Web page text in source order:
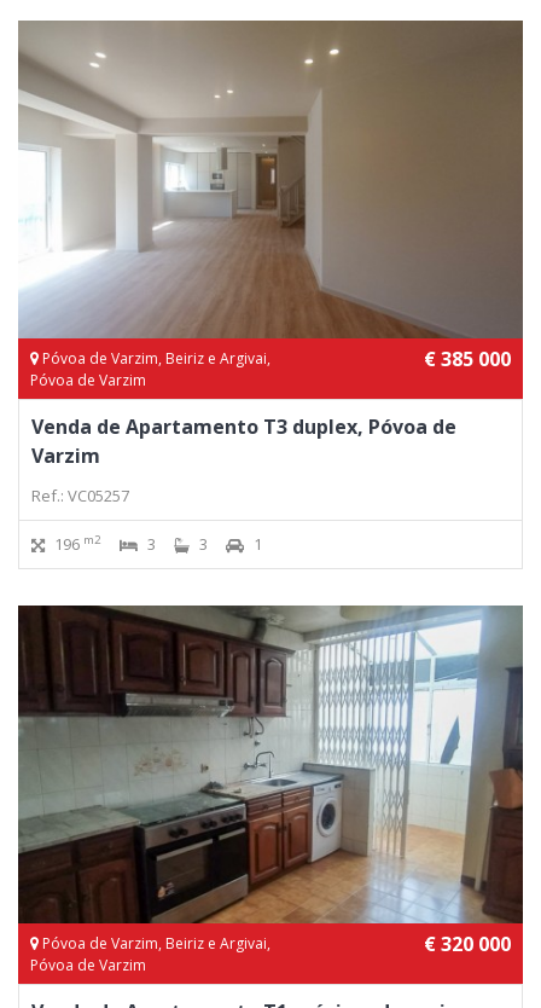
Póvoa de Varzim, Beiriz e Argivai,
Póvoa de Varzim
€ 385 000
Venda de Apartamento T3 duplex, Póvoa de
Varzim
Ref.: VC05257
196 m2 3 3 1
Póvoa de Varzim, Beiriz e Argivai,
Póvoa de Varzim
€ 320 000